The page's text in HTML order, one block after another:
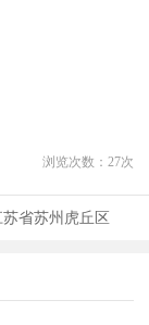
浏览次数： 27次
苏省苏州虎丘区